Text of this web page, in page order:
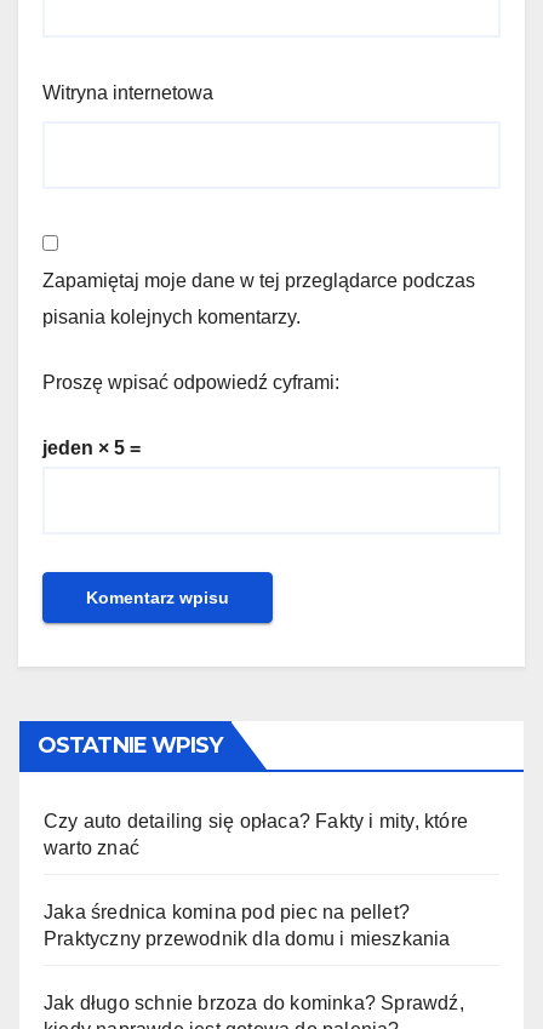
Witryna internetowa
Zapamiętaj moje dane w tej przeglądarce podczas
pisania kolejnych komentarzy.
Proszę wpisać odpowiedź cyframi:
jeden × 5 =
OSTATNIE WPISY
Czy auto detailing się opłaca? Fakty i mity, które
warto znać
Jaka średnica komina pod piec na pellet?
Praktyczny przewodnik dla domu i mieszkania
Jak długo schnie brzoza do kominka? Sprawdź,